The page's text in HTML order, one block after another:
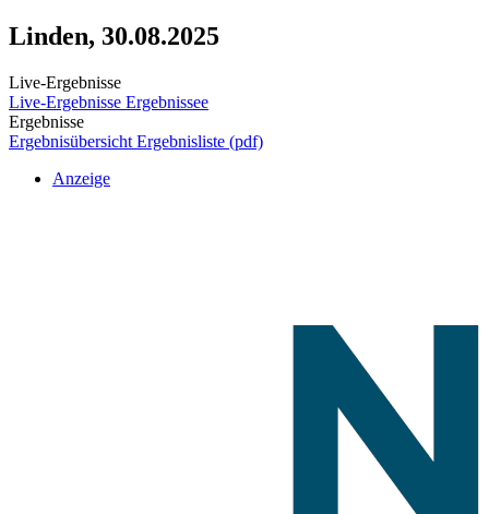
Linden, 30.08.2025
Live-Ergebnisse
Live-Ergebnisse Ergebnissee
Ergebnisse
Ergebnisübersicht Ergebnisliste (pdf)
Anzeige